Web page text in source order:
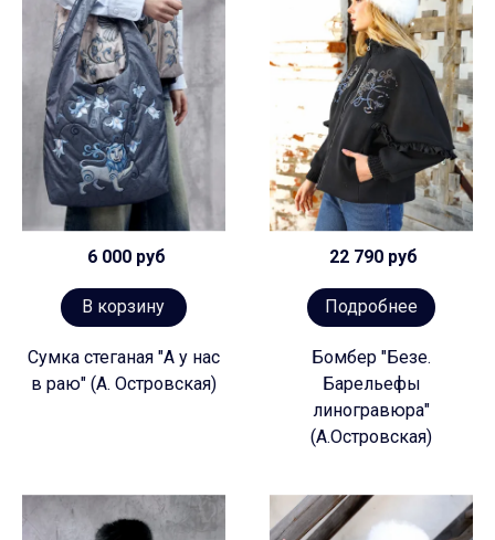
6 000 руб
В корзину
Сумка стеганая "А у нас
в раю" (А. Островская)
22 790 руб
Подробнее
Бомбер "Безе.
Барельефы
линогравюра"
(А.Островская)